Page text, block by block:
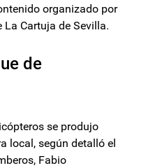
organizado por
La Cartuja de Sevilla.
de
se produjo
local, según detalló el
Fabio